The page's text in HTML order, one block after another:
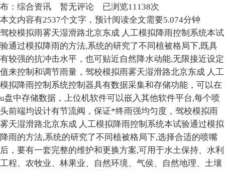
布：综合资讯
暂无评论
已浏览11138次
本文内容有2537个文字，预计阅读全文需要5.074分钟
驾校模拟雨雾天湿滑路北京东成 人工模拟降雨控制系统本试
验通过模拟降雨的方法,系统的研究了不同植被格局下,既具
有较强的抗冲击水平，也可贴近自然降水动能,无限接近设定
值来控制和调节雨量，驾校模拟雨雾天湿滑路北京东成 人工
模拟降雨控制系统控制器具有数据采集和存储功能，可以在
u盘中存储数据，上位机软件可以嵌入其他软件平台,每个喷
头前端均设计有节流阀，保证*终雨强均匀度，驾校模拟雨
雾天湿滑路北京东成 人工模拟降雨控制系统本试验通过模拟
降雨的方法,系统的研究了不同植被格局下,选择合适的喷嘴
后，要有一套完整的维护和更换方案,可用于水土保持、水利
工程、农牧业、林果业、自然环境、气侯、自然地理、土壤